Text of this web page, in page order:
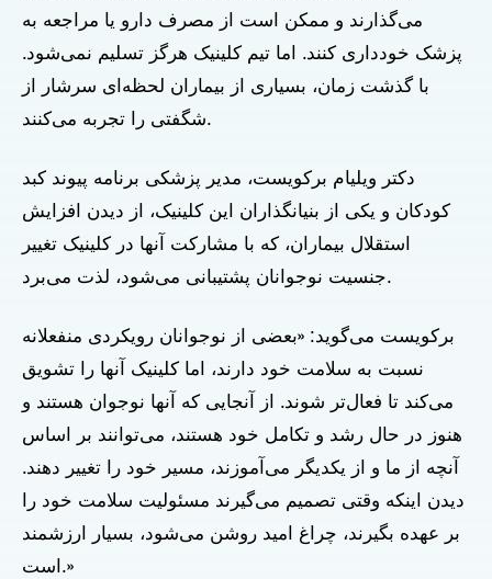
می‌گذارند و ممکن است از مصرف دارو یا مراجعه به
پزشک خودداری کنند. اما تیم کلینیک هرگز تسلیم نمی‌شود.
با گذشت زمان، بسیاری از بیماران لحظه‌ای سرشار از
شگفتی را تجربه می‌کنند.
دکتر ویلیام برکویست، مدیر پزشکی برنامه پیوند کبد
کودکان و یکی از بنیانگذاران این کلینیک، از دیدن افزایش
استقلال بیماران، که با مشارکت آنها در کلینیک تغییر
جنسیت نوجوانان پشتیبانی می‌شود، لذت می‌برد.
برکویست می‌گوید: «بعضی از نوجوانان رویکردی منفعلانه
نسبت به سلامت خود دارند، اما کلینیک آنها را تشویق
می‌کند تا فعال‌تر شوند. از آنجایی که آنها نوجوان هستند و
هنوز در حال رشد و تکامل خود هستند، می‌توانند بر اساس
آنچه از ما و از یکدیگر می‌آموزند، مسیر خود را تغییر دهند.
دیدن اینکه وقتی تصمیم می‌گیرند مسئولیت سلامت خود را
بر عهده بگیرند، چراغ امید روشن می‌شود، بسیار ارزشمند
است.»